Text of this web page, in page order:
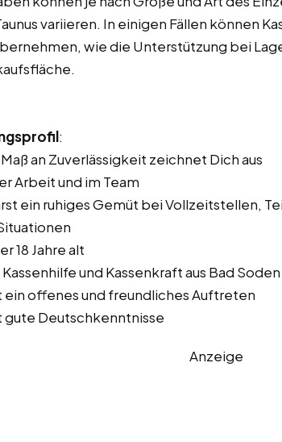
variieren. In einigen Fällen können
wie die Unterstützung bei
:
an Zuverlässigkeit zeichnet Dich aus
Arbeit und im Team
ein ruhiges Gemüt bei Vollzeitstellen,
18 Jahre alt
Kassenhilfe und Kassenkraft aus Bad
ein offenes und freundliches Auftreten
gute Deutschkenntnisse
Anzeige